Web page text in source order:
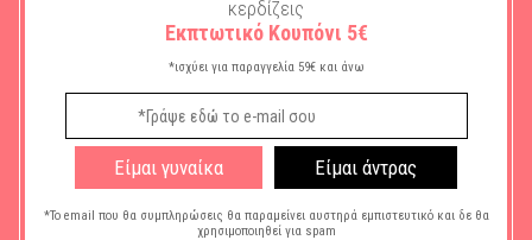
Χαρακτηριστικά
Μάρκα: Lorelli
κερδίζεις
Εκπτωτικό Κουπόνι 5€
*ισχύει για παραγγελία 59€ και άνω
Είμαι γυναίκα Είμαι άντρας
*Το email που θα συμπληρώσεις θα παραμείνει αυστηρά εμπιστευτικό και δε θα
χρησιμοποιηθεί για spam